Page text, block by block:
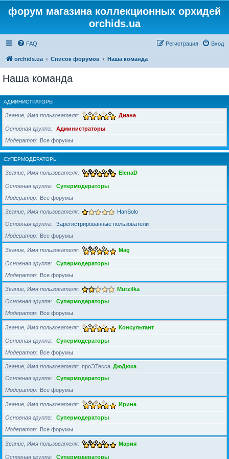
форум магазина коллекционных орхидей
orchids.ua
FAQ Вход
Регистрация
orchids.ua Список форумов Наша команда
Наша команда
АДМИНИСТРАТОРЫ
Звание, Имя пользователя Диана
Основная группа
Администраторы
Модератор
Все форумы
СУПЕРМОДЕРАТОРЫ
Звание, Имя пользователя ElenaD
Основная группа
Супермодераторы
Модератор
Все форумы
Звание, Имя пользователя HanSolo
Основная группа
Зарегистрированные пользователи
Модератор
Все форумы
Звание, Имя пользователя Mag
Основная группа
Супермодераторы
Модератор
Все форумы
Звание, Имя пользователя Murzilka
Основная группа
Супермодераторы
Модератор
Все форумы
Звание, Имя пользователя Консультант
Основная группа
Супермодераторы
Модератор
Все форумы
Звание, Имя пользователя проЭТесса ДюДюка
Основная группа
Супермодераторы
Модератор
Все форумы
Звание, Имя пользователя Ирина
Основная группа
Супермодераторы
Модератор
Все форумы
Звание, Имя пользователя Мария
Основная группа Супермодераторы